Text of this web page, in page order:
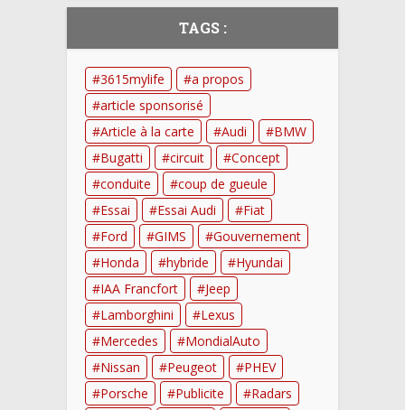
TAGS :
3615mylife
a propos
article sponsorisé
Article à la carte
Audi
BMW
Bugatti
circuit
Concept
conduite
coup de gueule
Essai
Essai Audi
Fiat
Ford
GIMS
Gouvernement
Honda
hybride
Hyundai
IAA Francfort
Jeep
Lamborghini
Lexus
Mercedes
MondialAuto
Nissan
Peugeot
PHEV
Porsche
Publicite Radars